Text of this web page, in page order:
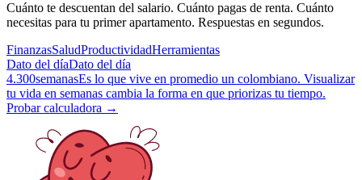
Cuánto te descuentan del salario. Cuánto pagas de renta. Cuánto
necesitas para tu primer apartamento. Respuestas en segundos.
FinanzasSaludProductividadHerramientas
Dato del díaDato del día
4.300semanasEs lo que vive en promedio un colombiano. Visualizar
tu vida en semanas cambia la forma en que priorizas tu tiempo.
Probar calculadora →